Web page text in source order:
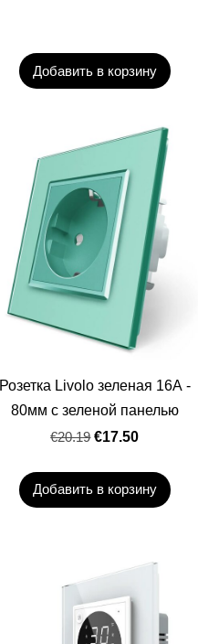
Добавить в корзину
Розетка Livolo зеленая 16А -
80мм с зеленой панелью
€20.19 €17.50
Добавить в корзину